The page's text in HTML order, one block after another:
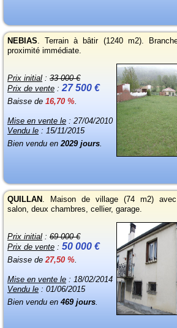
NEBIAS. Terrain à bâtir (1240 m2).
proximité immédiate.
Prix initial: 33 000 €
Prix de vente :27 500 €
Baisse de 16,70 %.
Mise en vente le : 27/04/2010
Vendu le : 15/11/2015
Bien vendu en2029 jours.
QUILLAN . Maison de village (74 m2)
salon, deux chambres, cellier, garage.
Prix initial: 69 000 €
Prix de vente : 50 000 €
Baisse de27,50 %.
Mise en vente le : 18/02/2014
Vendu le : 01/06/2015
Bien vendu en 469 jours.